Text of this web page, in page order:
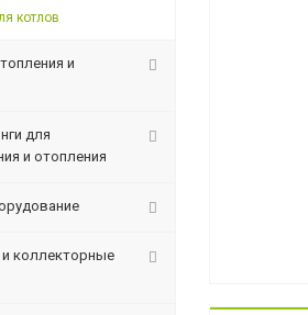
котлов
и
для
и отопления
коллекторные